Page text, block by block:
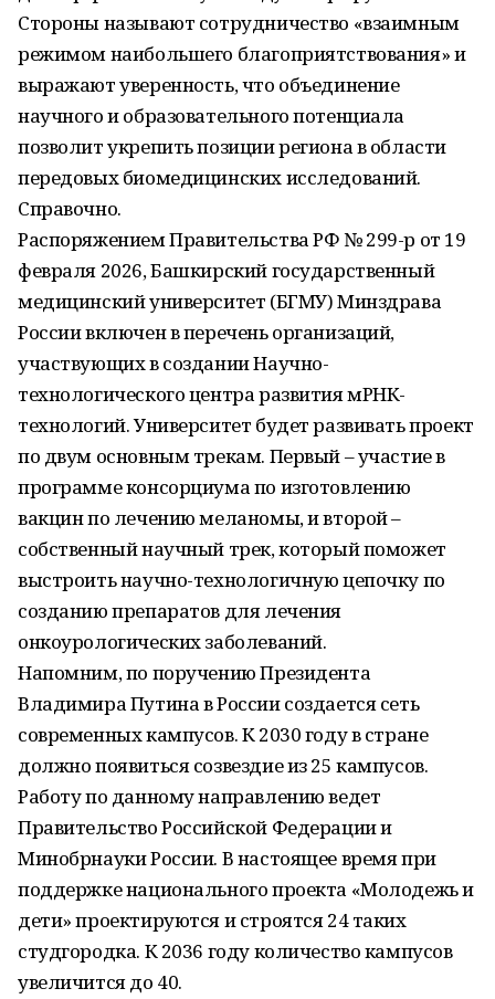
Стороны называют сотрудничество «взаимным
режимом наибольшего благоприятствования» и
выражают уверенность, что объединение
научного и образовательного потенциала
позволит укрепить позиции региона в области
передовых биомедицинских исследований.
Справочно.
Распоряжением Правительства РФ № 299-р от 19
февраля 2026, Башкирский государственный
медицинский университет (БГМУ) Минздрава
России включен в перечень организаций,
участвующих в создании Научно-
технологического центра развития мРНК-
технологий. Университет будет развивать проект
по двум основным трекам. Первый – участие в
программе консорциума по изготовлению
вакцин по лечению меланомы, и второй –
собственный научный трек, который поможет
выстроить научно-технологичную цепочку по
созданию препаратов для лечения
онкоурологических заболеваний.
Напомним, по поручению Президента
Владимира Путина в России создается сеть
современных кампусов. К 2030 году в стране
должно появиться созвездие из 25 кампусов.
Работу по данному направлению ведет
Правительство Российской Федерации и
Минобрнауки России. В настоящее время при
поддержке национального проекта «Молодежь и
дети» проектируются и строятся 24 таких
студгородка. К 2036 году количество кампусов
увеличится до 40.